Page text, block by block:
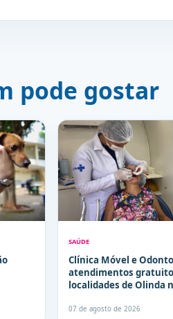
pode gostar
SAÚDE
Clínica Móvel e
atendimentos
localidades de Olinda
07 de agosto de 2026